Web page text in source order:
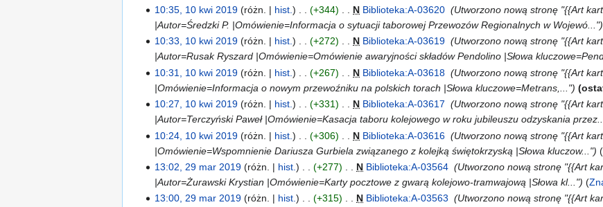
10:35, 10 kwi 2019
różn. hist. +344 N Biblioteka:A-03620 ‎ Utworzono nową stronę "{{Art
|Autor=Średzki P. |Omówienie=Informacja o sytuacji taborowej Przewozów Regionalnych w Wojewó..."
10:33, 10 kwi 2019
różn. hist. +272 N Biblioteka:A-03619 ‎ Utworzono nową stronę "{{Art
|Autor=Rusak Ryszard |Omówienie=Omówienie awaryjności składów Pendolino |Słowa
10:31, 10 kwi 2019
różn. hist. +267 N Biblioteka:A-03618 ‎ Utworzono nową stronę "{{Art
|Omówienie=Informacja o nowym przewoźniku na polskich torach |Słowa kluczowe=Metrans,..."
10:27, 10 kwi 2019
różn. hist. +331 N Biblioteka:A-03617 ‎ Utworzono nową stronę "{{Art
|Autor=Terczyński Paweł |Omówienie=Kasacja taboru kolejowego w roku jubileuszu odzyskania
10:24, 10 kwi 2019
różn. hist. +306 N Biblioteka:A-03616 ‎ Utworzono nową stronę "{{Art
|Omówienie=Wspomnienie Dariusza Gurbiela związanego z kolejką świętokrzyską |Słowa kluczow..."
13:02, 29 mar 2019
różn. hist. +277 N Biblioteka:A-03564 ‎ Utworzono nową stronę "{{Art
|Autor=Żurawski Krystian |Omówienie=Karty pocztowe z gwarą kolejowo-tramwajową |Słowa kl..."
13:00, 29 mar 2019
różn. hist. +315 N Biblioteka:A-03563 ‎ Utworzono nową stronę "{{Art